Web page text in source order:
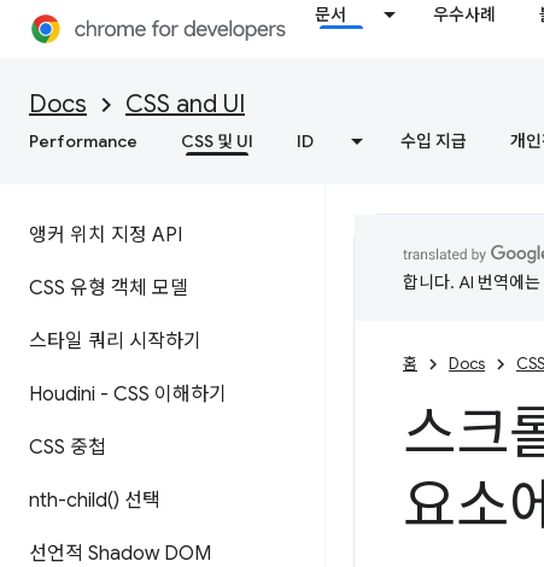
문서 우수사례
Docs CSS and UI
Performance CSS 및 UI ID 수입 지급 개
앵커 위치 지정 API
CSS 유형 객체 모델
스타일 쿼리 시작하기
Houdini - CSS 이해하기
CSS 중첩
nth-child() 선택
선언적 Shadow DOM
합니다. AI 번역에
홈 Docs
스크
요소